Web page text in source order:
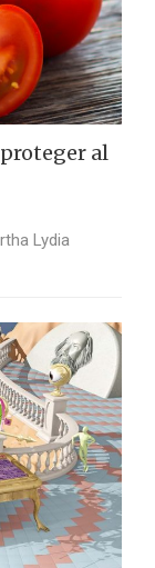
al
Lydia